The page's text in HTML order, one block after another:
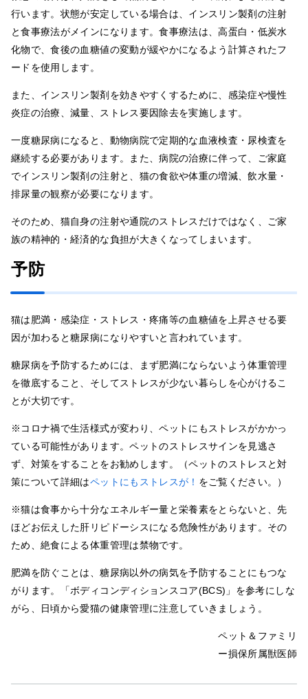
行います。状態が安定している場合は、インスリン製剤の注射
と食事療法がメインになります。食事療法は、高蛋白・低炭水
化物で、食後の血糖値の変動が緩やかになるよう計算されたフ
ードを使用します。
また、インスリン製剤を効きやすくするために、感染症や慢性
炎症の治療、減量、ストレス要因除去を実施します。
一度糖尿病になると、動物病院で定期的な血液検査・尿検査を
継続する必要があります。また、病院の治療に伴って、ご家庭
でインスリン製剤の注射と、猫の食欲や体重の増減、飲水量・
排尿量の観察が必要になります。
そのため、猫自身の注射や通院のストレスだけではなく、ご家
族の精神的・経済的な負担が大きくなってしまいます。
予防
猫は肥満・感染症・ストレス・疼痛等の血糖値を上昇させる要
因が加わると糖尿病になりやすいと言われています。
糖尿病を予防するためには、まず肥満にならないよう体重管理
を徹底すること、そしてストレスが少ない暮らしを心がけるこ
とが大切です。
※コロナ禍で生活様式が変わり、ペットにもストレスがかかっ
ている可能性があります。ペットのストレスサインを見逃さ
ず、対策をすることをお勧めします。（ペットのストレスと対
策について詳細はペットにもストレスが！ をご覧ください。）
※猫は食事から十分なエネルギー量と栄養素をとらないと、先
ほどお伝えした肝リピドーシスになる危険性があります。その
ため、絶食による体重管理は禁物です。
肥満を防ぐことは、糖尿病以外の病気を予防することにもつな
がります。「ボディコンディションスコア(BCS)」を参考にしな
がら、日頃から愛猫の健康管理に注意していきましょう。
ペット＆ファミリ
ー損保所属獣医師